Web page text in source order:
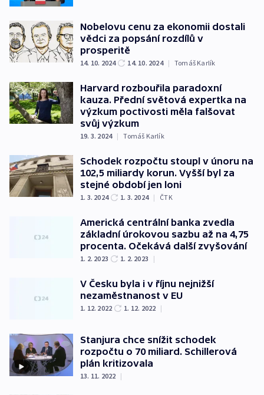
Nobelovu cenu za ekonomii dostali
vědci za popsání rozdílů v
prosperitě
14. 10. 2024 14. 10. 2024 | Tomáš Karlík
Harvard rozbouřila paradoxní
kauza. Přední světová expertka na
výzkum poctivosti měla falšovat
svůj výzkum
19. 3. 2024 | Tomáš Karlík
Schodek rozpočtu stoupl v únoru na
102,5 miliardy korun. Vyšší byl za
stejné období jen loni
1. 3. 2024 1. 3. 2024 | ČTK
Americká centrální banka zvedla
základní úrokovou sazbu až na 4,75
procenta. Očekává další zvyšování
1. 2. 2023 1. 2. 2023 |
V Česku byla i v říjnu nejnižší
nezaměstnanost v EU
1. 12. 2022 1. 12. 2022 |
Stanjura chce snížit schodek
rozpočtu o 70 miliard. Schillerová
plán kritizovala
13. 11. 2022 |